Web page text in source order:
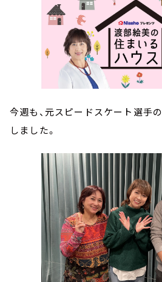
今週も、元スピードスケート選手の
しました。